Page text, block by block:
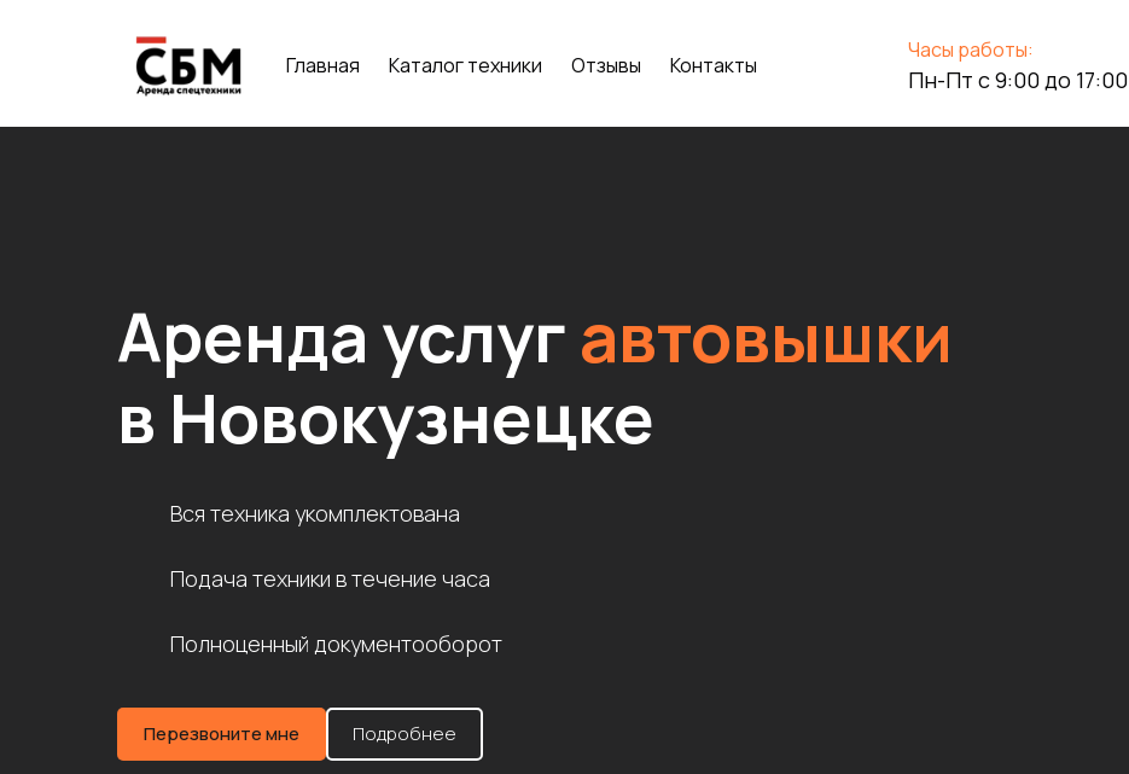
Главная Каталог техники Отзывы Контакты
Часы работы:
Пн-Пт с 9:00 до 17:00
Аренда услугавтовышки
в Новокузнецке
Вся техника укомплектована
Подача техники в течение часа
Полноценный документооборот
Перезвоните мне Подробнее